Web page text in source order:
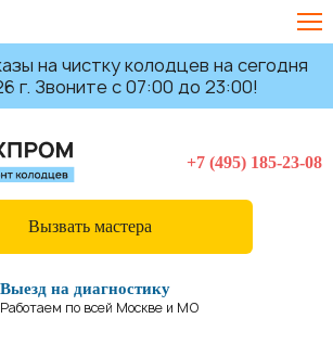
на чистку колодцев на сегодня
г. Звоните с 07:00 до 23:00!
Вызвать мастера
Выезд на диагностику
Работаем по всей Москве и МО
+7 (495) 185-23-08